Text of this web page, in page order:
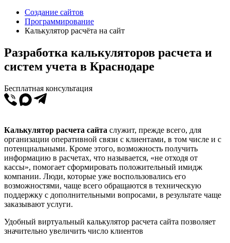
Создание сайтов
Программирование
Калькулятор расчёта на сайт
Разработка калькуляторов расчета и
систем учета в Краснодаре
Бесплатная консультация
Калькулятор расчета сайта служит, прежде всего, для
организации оперативной связи с клиентами, в том числе и с
потенциальными. Кроме этого, возможность получить
информацию в расчетах, что называется, «не отходя от
кассы», помогает сформировать положительный имидж
компании. Люди, которые уже воспользовались его
возможностями, чаще всего обращаются в техническую
поддержку с дополнительными вопросами, в результате чаще
заказывают услуги.
Удобный виртуальный калькулятор расчета сайта позволяет
значительно увеличить число клиентов